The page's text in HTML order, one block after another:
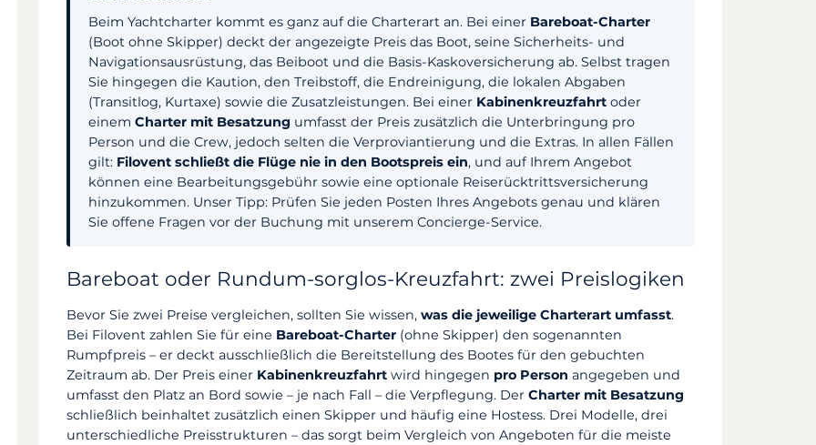
Beim Yachtcharter kommt es ganz auf die Charterart an. Bei einer Bareboat-Charter
(Boot ohne Skipper) deckt der angezeigte Preis das Boot, seine Sicherheits- und
Navigationsausrüstung, das Beiboot und die Basis-Kaskoversicherung ab. Selbst tragen
Sie hingegen die Kaution, den Treibstoff, die Endreinigung, die lokalen Abgaben
(Transitlog, Kurtaxe) sowie die Zusatzleistungen. Bei einer Kabinenkreuzfahrt oder
einemCharter mit Besatzung umfasst der Preis zusätzlich die Unterbringung pro
Person und die Crew, jedoch selten die Verproviantierung und die Extras. In allen Fällen
gilt: Filovent schließt die Flüge nie in den Bootspreis ein, und auf Ihrem Angebot
können eine Bearbeitungsgebühr sowie eine optionale Reiserücktrittsversicherung
hinzukommen. Unser Tipp: Prüfen Sie jeden Posten Ihres Angebots genau und klären
Sie offene Fragen vor der Buchung mit unserem Concierge-Service.
Bareboat oder Rundum-sorglos-Kreuzfahrt: zwei Preislogiken
Bevor Sie zwei Preise vergleichen, sollten Sie wissen,was die jeweilige Charterart umfasst.
Bei Filovent zahlen Sie für eine Bareboat-Charter (ohne Skipper) den sogenannten
Rumpfpreis – er deckt ausschließlich die Bereitstellung des Bootes für den gebuchten
Zeitraum ab. Der Preis einer Kabinenkreuzfahrt wird hingegen pro Person angegeben und
umfasst den Platz an Bord sowie – je nach Fall – die Verpflegung. DerCharter mit Besatzung
schließlich beinhaltet zusätzlich einen Skipper und häufig eine Hostess. Drei Modelle, drei
unterschiedliche Preisstrukturen – das sorgt beim Vergleich von Angeboten für die meiste